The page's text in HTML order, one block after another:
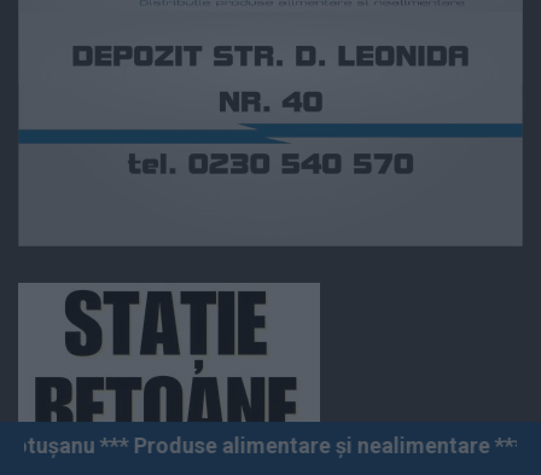
alimentare și nealimentare *** Vânzări angro